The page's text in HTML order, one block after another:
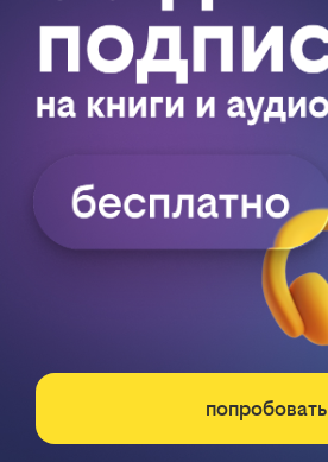
попробовать